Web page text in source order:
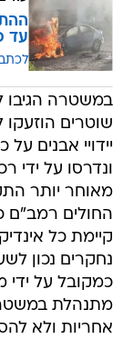
עד
במשטרה הגיבו
שוטרים
ונדרסו על ידי
החולים רמב"ם
קיימת כל
נחקרים נכון
כמקובל על ידי
מתנהלת
אחריות ולא